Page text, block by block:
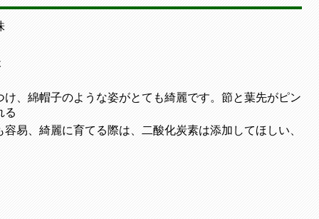
け、綿帽子のような姿がとても綺麗です。節と葉先がピン
る
容易、綺麗に育てる際は、二酸化炭素は添加してほしい、